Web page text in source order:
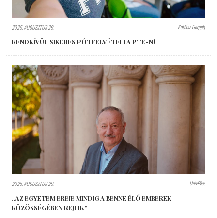
2025. AUGUSZTUS 29. Kottász Gergely
RENDKÍVÜL SIKERES PÓTFELVÉTELI A PTE-N!
2025. AUGUSZTUS 29. UnivPécs
„AZ EGYETEM EREJE MINDIG A BENNE ÉLŐ EMBEREK
KÖZÖSSÉGÉBEN REJLIK”